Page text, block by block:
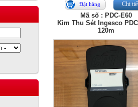
Đặt hàng Chi
Mã số : PDC-E60
Kim Thu Sét Ingesco
120m